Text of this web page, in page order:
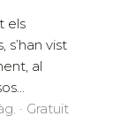
els
s’han vist
al
· Gratuït